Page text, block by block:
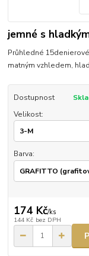
jemné s
Průhledné
matným vzhledem,
Dostupnost
Velikost:
Barva:
174 Kč/ks
144 Kč bez DPH